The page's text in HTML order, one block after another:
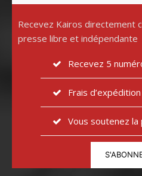
Recevez Kairos directement
presse libre et indépendante
Recevez 5
Frais
Vous soutenez